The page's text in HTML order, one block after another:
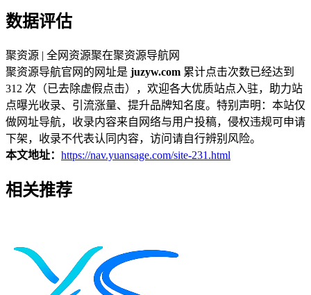
数据评估
聚资源 | 全网资源聚在聚资源导航网
聚资源导航官网的网址是 juzyw.com 累计点击次数已经达到
312 次（已去除虚假点击），欢迎各大优质站点入驻，助力站
点曝光收录、引流涨量、提升品牌知名度。特别声明：本站仅
做网址导航，收录内容来自网络与用户投稿，侵权违规可申请
下架，收录不代表认同内容，访问请自行辨别风险。
本文地址： https://nav.yuansage.com/site-231.html
相关推荐